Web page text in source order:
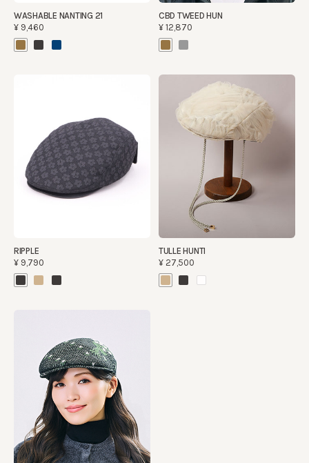
WASHABLE NANTING 21
¥9,460
CBD TWEED HUN
¥12,870
RIPPLE
¥9,790
TULLE HUNTI
¥27,500